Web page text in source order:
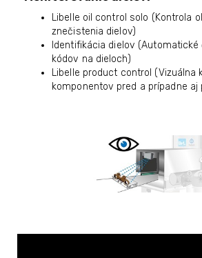
Libelle oil control solo (Kontrola
znečistenia dielov)
Identifikácia dielov
kódov na dieloch)
Libelle product control (Vizuálna
komponentov pred a prípadne aj